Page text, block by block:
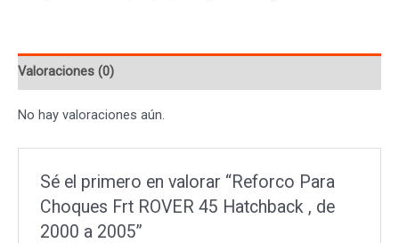
Hatchback
de
2000
2005
cantidad
Valoraciones (0)
No hay valoraciones aún.
Sé el primero en valorar “Reforco Para
Choques Frt ROVER 45 Hatchback , de
2000 a 2005”